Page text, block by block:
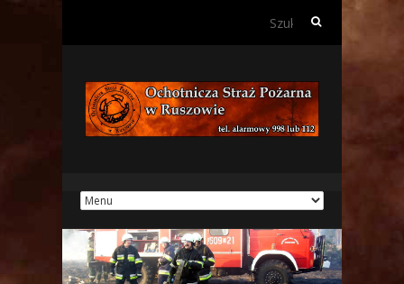
Szukaj: